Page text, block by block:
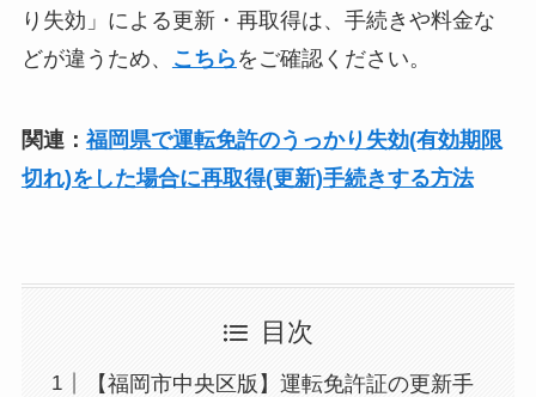
り失効」による更新・再取得は、手続きや料金な
どが違うため、
こちら をご確認ください。
関連： 福岡県で運転免許のうっかり失効(有効期限
切れ)をした場合に再取得(更新)手続きする方法
目次
【福岡市中央区版】運転免許証の更新手